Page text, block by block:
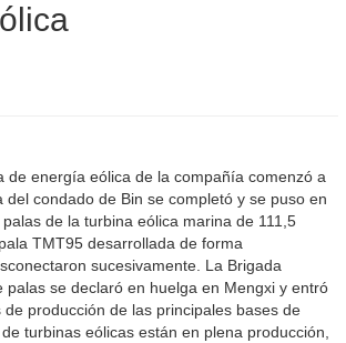
de energía eólica de la compañía comenzó a
del condado de Bin se completó y se puso en
de la turbina eólica marina de 111,5
TMT95 desarrollada de forma
sucesivamente. La Brigada
palas se declaró en huelga en Mengxi y entró
producción de las principales bases de
turbinas eólicas están en plena producción,